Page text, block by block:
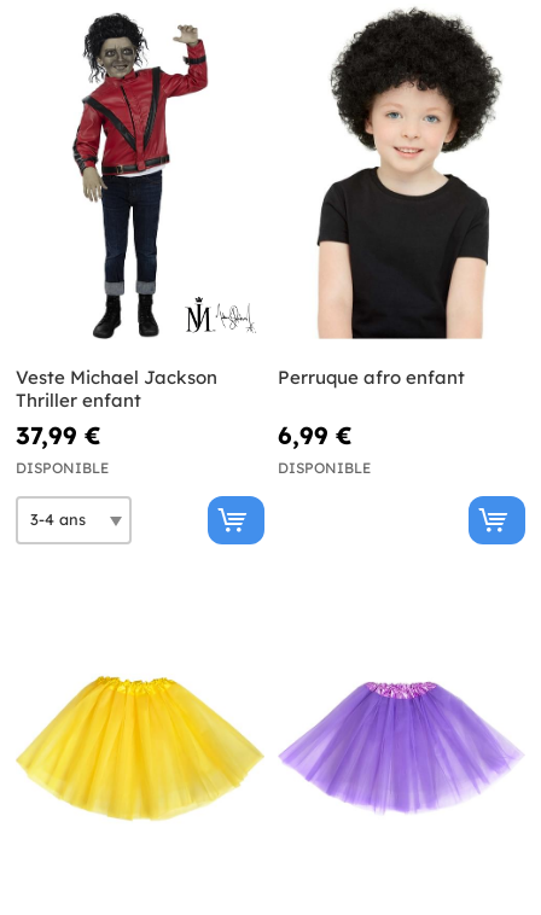
Veste Michael Jackson
Thriller enfant
37,99 €
DISPONIBLE
Perruque afro enfant
6,99 €
DISPONIBLE